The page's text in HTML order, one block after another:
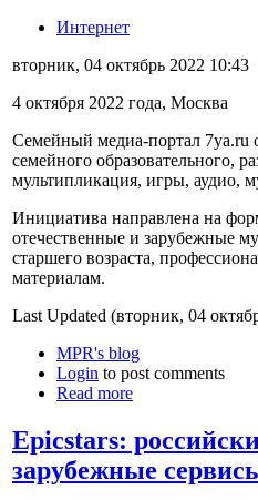
Интернет
вторник, 04 октябрь 2022 10:43
4 октября 2022 года, Москва
Семейный медиа-портал 7ya.ru
семейного образовательного,
мультипликация, игры, аудио,
Инициатива направлена на
отечественные и зарубежные
старшего возраста,
материалам.
Last Updated (вторник, 04
MPR's blog
Login to post comments
Read more
Epicstars:
зарубежные